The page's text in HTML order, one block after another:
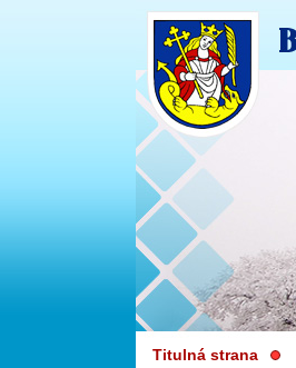
Titulná strana